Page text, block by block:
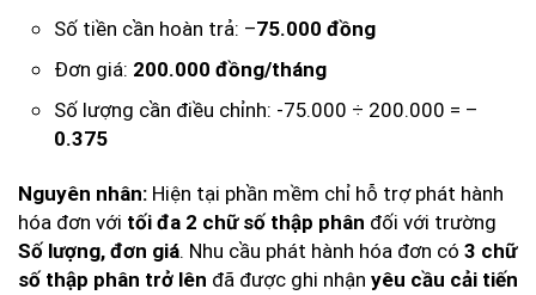
Số tiền cần hoàn trả: –75.000 đồng
Đơn giá: 200.000 đồng/tháng
Số lượng cần điều chỉnh: -75.000 ÷ 200.000 = –
0.375
Nguyên nhân: Hiện tại phần mềm chỉ hỗ trợ phát hành
hóa đơn với tối đa 2 chữ số thập phân đối với trường
Số lượng, đơn giá. Nhu cầu phát hành hóa đơn có 3 chữ
số thập phân trở lên đã được ghi nhận yêu cầu cải tiến